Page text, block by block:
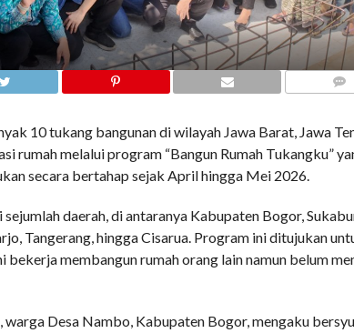
10 tukang bangunan di wilayah Jawa Barat, Jawa
rumah melalui program “Bangun Rumah Tukangku”
secara bertahap sejak April hingga Mei 2026.
daerah, di antaranya Kabupaten Bogor,
Tangerang, hingga Cisarua. Program ini ditujukan
bekerja membangun rumah orang lain namun belum
warga Desa Nambo, Kabupaten Bogor, mengaku